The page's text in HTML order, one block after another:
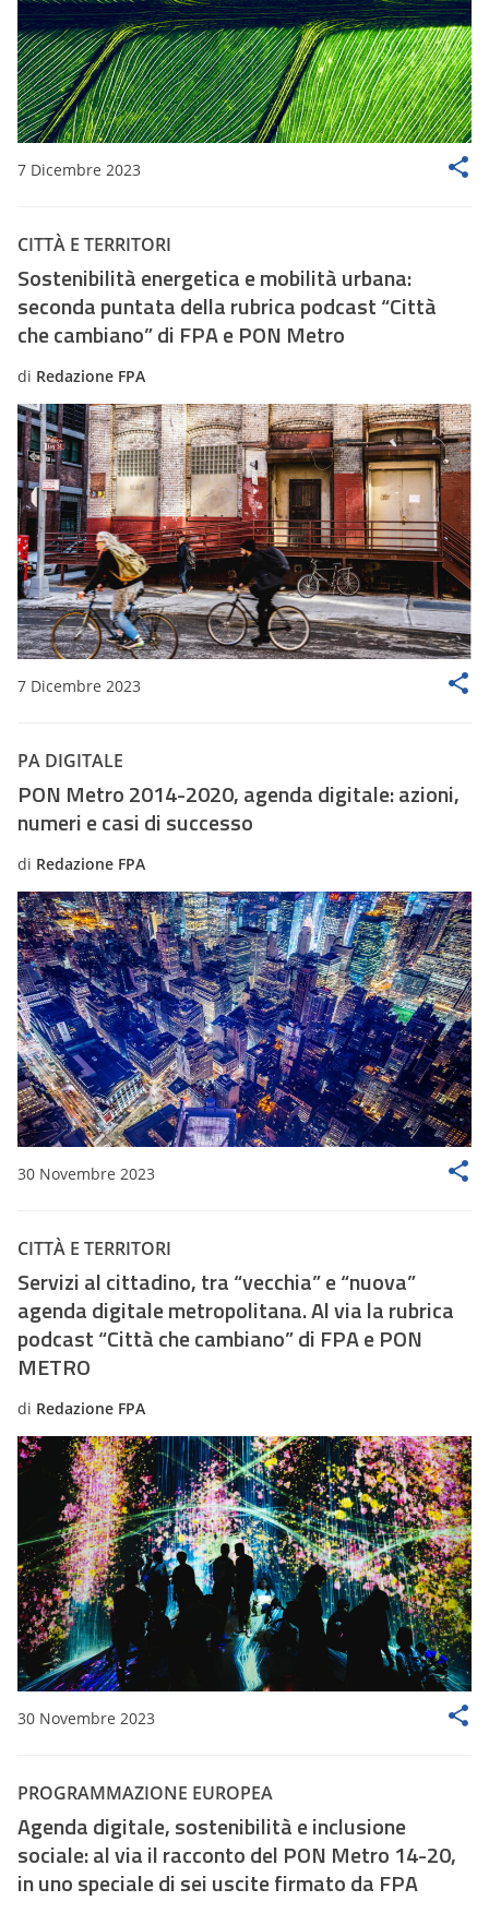
7 Dicembre 2023
CITTÀ E TERRITORI
Sostenibilità energetica e mobilità urbana:
seconda puntata della rubrica podcast “Città
che cambiano” di FPA e PON Metro
di Redazione FPA
7 Dicembre 2023
PA DIGITALE
PON Metro 2014-2020, agenda digitale: azioni,
numeri e casi di successo
di Redazione FPA
30 Novembre 2023
CITTÀ E TERRITORI
Servizi al cittadino, tra “vecchia” e “nuova”
agenda digitale metropolitana. Al via la rubrica
podcast “Città che cambiano” di FPA e PON
METRO
di Redazione FPA
30 Novembre 2023
PROGRAMMAZIONE EUROPEA
Agenda digitale, sostenibilità e inclusione
sociale: al via il racconto del PON Metro 14-20,
in uno speciale di sei uscite firmato da FPA